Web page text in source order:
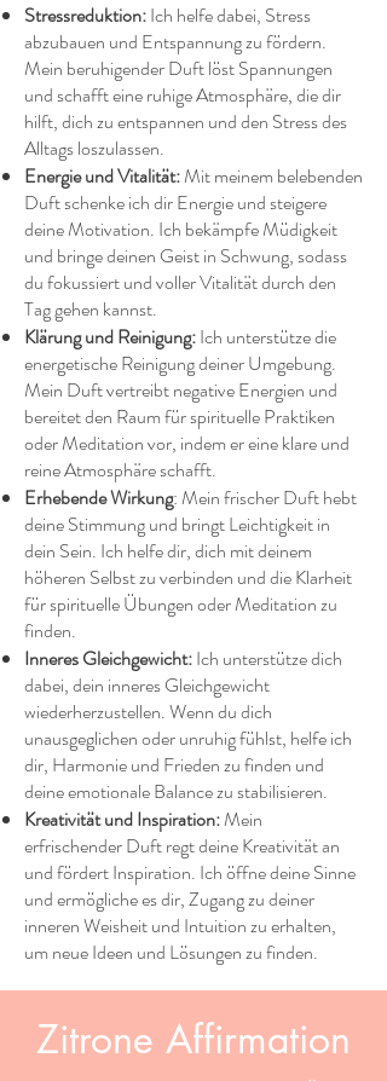
Stressreduktion:Ich helfe dabei, Stress
abzubauen und Entspannung zu fördern.
Mein beruhigender Duft löst Spannungen
und schafft eine ruhige Atmosphäre, die dir
hilft, dich zu entspannen und den Stress des
Alltags loszulassen.
Energie und Vitalität:Mit meinem belebenden
Duft schenke ich dir Energie und steigere
deine Motivation. Ich bekämpfe Müdigkeit
und bringe deinen Geist in Schwung, sodass
du fokussiert und voller Vitalität durch den
Tag gehen kannst.
Klärung und Reinigung:Ich unterstütze die
energetische Reinigung deiner Umgebung.
Mein Duft vertreibt negative Energien und
bereitet den Raum für spirituelle Praktiken
oder Meditation vor, indem er eine klare und
reine Atmosphäre schafft.
Erhebende Wirkung: Mein frischer Duft hebt
deine Stimmung und bringt Leichtigkeit in
dein Sein. Ich helfe dir, dich mit deinem
höheren Selbst zu verbinden und die Klarheit
für spirituelle Übungen oder Meditation zu
finden.
Inneres Gleichgewicht:Ich unterstütze dich
dabei, dein inneres Gleichgewicht
wiederherzustellen. Wenn du dich
unausgeglichen oder unruhig fühlst, helfe ich
dir, Harmonie und Frieden zu finden und
deine emotionale Balance zu stabilisieren.
Kreativität und Inspiration:Mein
erfrischender Duft regt deine Kreativität an
und fördert Inspiration. Ich öffne deine Sinne
und ermögliche es dir, Zugang zu deiner
inneren Weisheit und Intuition zu erhalten,
um neue Ideen und Lösungen zu finden.
Zitrone Affirmation